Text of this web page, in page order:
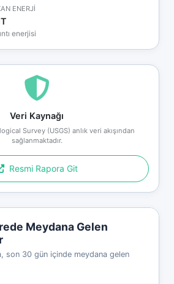
ENERJİ
enerjisi
Veri Kaynağı
Survey (USGS) anlık veri akışından
sağlanmaktadır.
Resmi Rapora Git
Meydana Gelen
son 30 gün içinde meydana gelen